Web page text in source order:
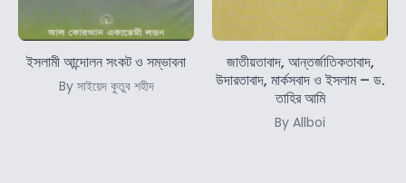
ইসলামী আন্দোলন সংকট ও সম্ভাবনা
By সাইয়েদ কুতুব শহীদ
জাতীয়তাবাদ, আন্তর্জাতিকতাবাদ,
উদারতাবাদ, মার্কসবাদ ও ইসলাম – ড.
তাহির আমি
By Allboi